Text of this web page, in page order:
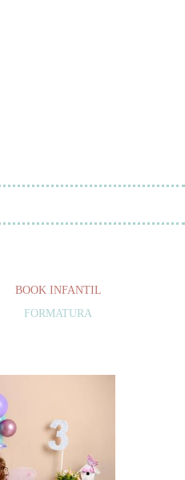
BOOK INFANTIL
FORMATURA